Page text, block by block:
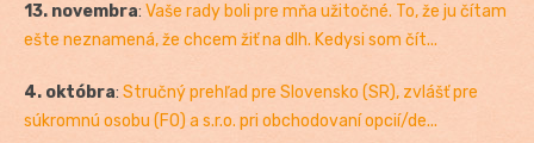
13. novembra: Vaše rady boli pre mňa užitočné. To, že ju čítam
ešte neznamená, že chcem žiť na dlh. Kedysi som čít...
4. októbra: Stručný prehľad pre Slovensko (SR), zvlášť pre
súkromnú osobu (FO) a s.r.o. pri obchodovaní opcií/de...